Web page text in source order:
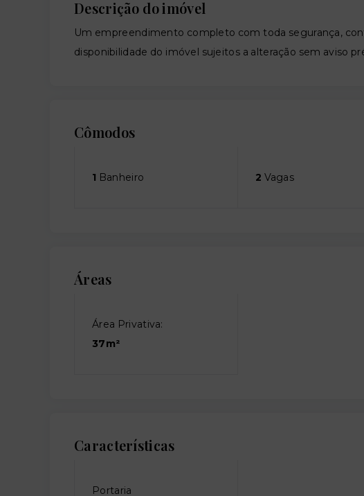
Descrição do imóvel
Um empreendimento completo com toda segurança,
disponibilidade do imóvel sujeitos a alteração sem aviso
Cômodos
1 Banheiro 2 Vagas
Áreas
Área Privativa:
37m²
Características
Portaria